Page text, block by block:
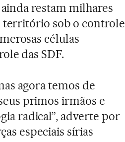
restam milhares
território sob o controle
células
das SDF.
agora temos de
primos irmãos e
radical”, adverte por
especiais sírias